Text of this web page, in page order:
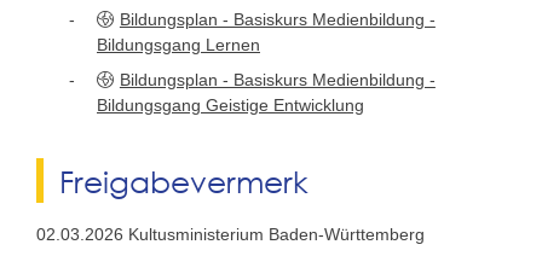
Bildungsplan - Basiskurs Medienbildung -
Bildungsgang Lernen
Bildungsplan - Basiskurs Medienbildung -
Bildungsgang Geistige Entwicklung
Freigabevermerk
02.03.2026 Kultusministerium Baden-Württemberg